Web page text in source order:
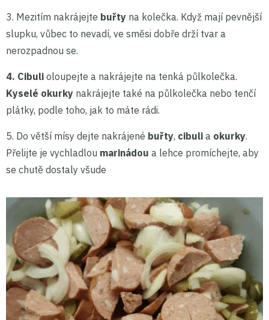
3. Mezitím nakrájejte buřty na kolečka. Když mají pevnější
slupku, vůbec to nevadí, ve směsi dobře drží tvar a
nerozpadnou se.
4. Cibuli oloupejte a nakrájejte na tenká půlkolečka.
Kyselé okurky nakrájejte také na půlkolečka nebo tenčí
plátky, podle toho, jak to máte rádi.
5. Do větší mísy dejte nakrájené buřty, cibuli a okurky.
Přelijte je vychladlou marinádou a lehce promíchejte, aby
se chutě dostaly všude